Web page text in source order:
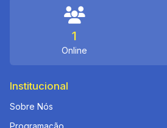
1
Online
Institucional
Sobre Nós
Programação